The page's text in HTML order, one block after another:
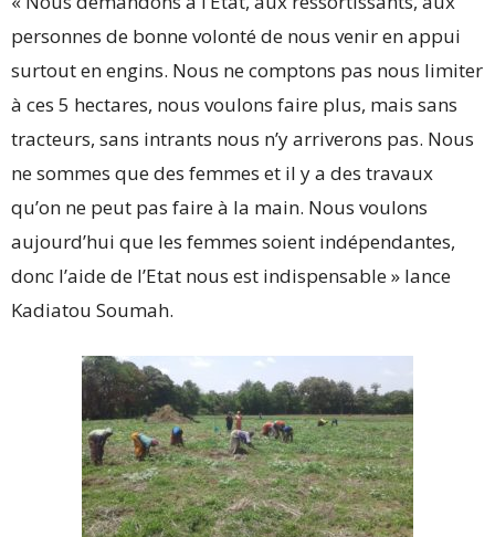
personnes de bonne volonté de nous venir en appui
surtout en engins. Nous ne comptons pas nous limiter
à ces 5 hectares, nous voulons faire plus, mais sans
tracteurs, sans intrants nous n’y arriverons pas. Nous
ne sommes que des femmes et il y a des travaux
qu’on ne peut pas faire à la main. Nous voulons
aujourd’hui que les femmes soient indépendantes,
donc l’aide de l’Etat nous est indispensable » lance
Kadiatou Soumah.